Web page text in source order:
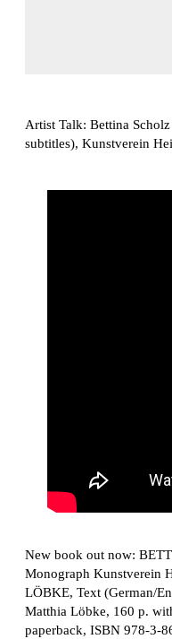
Artist Talk: Bettina
subtitles), Kunstverein
New book out now:
Monograph Kunstverein
LÖBKE, Text (German/
Matthia Löbke, 160 p.
paperback, ISBN 978-3-